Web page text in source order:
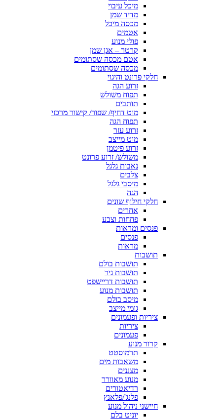
מיכל עיבוי
מדיד שמן
מכסה מיכל
אטמים
פולי מנוע
קרטר – אגן שמן
אטם מכסה שסתומים
מכסה שסתומים
חלקי פרונט והיגוי
זרוע הגה
תפוח משולש
תותבים
מוט דחיף/ שפור/ קישור מרכזי
תפוח הגה
זרוע עזר
מוט מייצב
זרוע פיטמן
משולש/ זרוע פרונט
נאבות גלגל
צלבים
מיסבי גלגל
הגה
חלקי חילוף שונים
אחרים
פחחות וצבע
פנסים ומראות
פנסים
מראות
תושבות
תושבות בולם
תושבות גיר
תושבות דריישפט
תושבות מנוע
מיסב בולם
גומי מייצב
ציריות ופעמונים
ציריות
פעמונים
קרור מנוע
תרמוסטט
משאבות מים
מצננים
מנוע מאוורר
רדיאטורים
פלנג'/פלאנץ
חיישני ניהול מנוע
יוניט בלם